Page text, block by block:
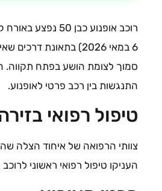
רוכב אופנוע כבן 50
סמוך לצומת הושע בפתח תקווה.
התנגשות בין רכב פרטי לאופנוע.
טיפול רפואי
צוותי הרפואה של איחוד הצלה
העניקו טיפול רפואי ראשוני